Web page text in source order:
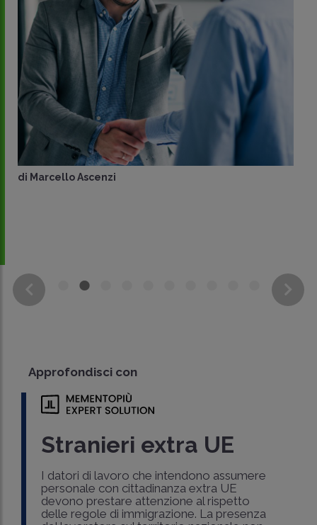
di Marcello Ascenzi
Approfondisci con
Stranieri extra UE
I datori di lavoro che intendono assumere
personale con cittadinanza extra UE
devono prestare attenzione al rispetto
delle regole di immigrazione. La presenza